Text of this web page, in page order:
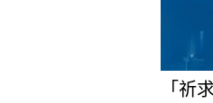
「祈